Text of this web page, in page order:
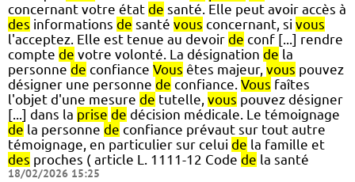
concernant votre état de santé. Elle peut avoir accès à
des informations de santé vous concernant, si vous
l'acceptez. Elle est tenue au devoir de conf [...] rendre
compte de votre volonté. La désignation de la
personne de confiance Vous êtes majeur, vous pouvez
désigner une personne de confiance. Vous faîtes
l'objet d'une mesure de tutelle, vous pouvez désigner
[...] dans la prise de décision médicale. Le témoignage
de la personne de confiance prévaut sur tout autre
témoignage, en particulier sur celui de la famille et
des proches ( article L. 1111-12 Code de la santé
18/02/2026 15:25